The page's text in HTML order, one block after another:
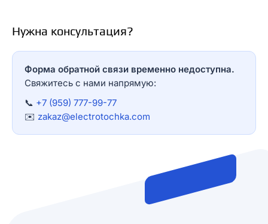
Нужна консультация?
Форма обратной связи временно недоступна.
Свяжитесь с нами напрямую:
📞 +7 (959) 777-99-77
✉️ zakaz@electrotochka.com